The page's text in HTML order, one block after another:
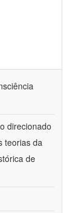
direcionado
teorias da
de